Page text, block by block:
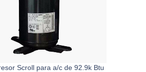
Scroll para a/c de 92.9k Btu